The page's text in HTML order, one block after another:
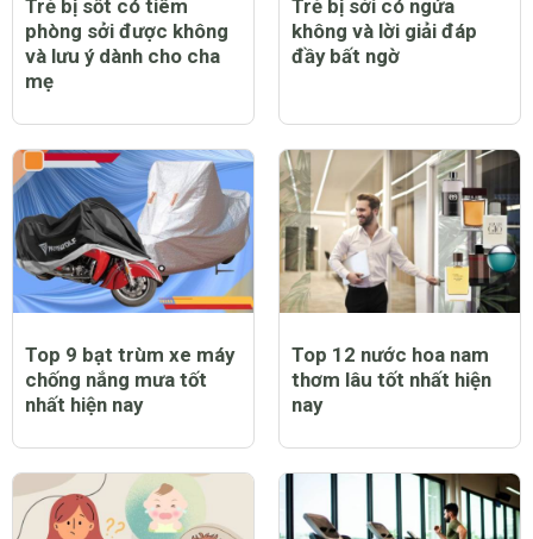
Trẻ bị sốt có tiêm
phòng sởi được không
và lưu ý dành cho cha
mẹ
Trẻ bị sởi có ngứa
không và lời giải đáp
đầy bất ngờ
Top 9 bạt trùm xe máy
chống nắng mưa tốt
nhất hiện nay
Top 12 nước hoa nam
thơm lâu tốt nhất hiện
nay